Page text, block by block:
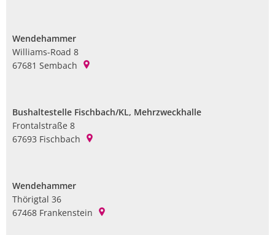
Wendehammer
Williams-Road 8
67681 Sembach
Bushaltestelle Fischbach/KL, Mehrzweckhalle
Frontalstraße 8
67693 Fischbach
Wendehammer
Thörigtal 36
67468 Frankenstein